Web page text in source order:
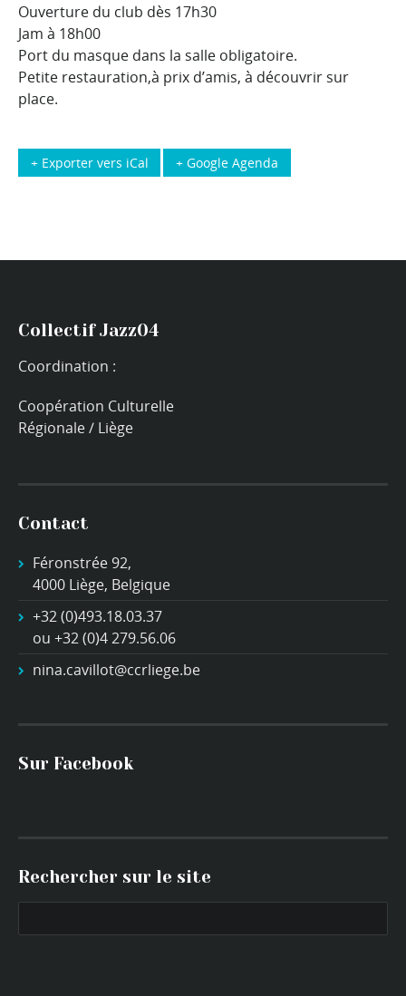
Ouverture du club dès 17h30
Jam à 18h00
Port du masque dans la salle obligatoire.
Petite restauration,à prix d’amis, à découvrir sur
place.
+ Google Agenda
+ Exporter vers iCal
Collectif Jazz04
Coordination :
Coopération Culturelle
Régionale / Liège
Contact
Féronstrée 92,
4000 Liège, Belgique
+32 (0)493.18.03.37
ou +32 (0)4 279.56.06
nina.cavillot@ccrliege.be
Sur Facebook
Rechercher sur le site